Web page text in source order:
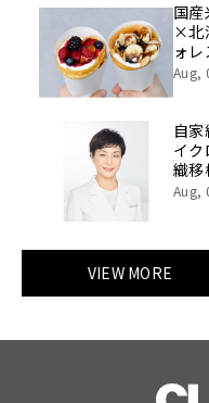
国
×北
ォ
て、
Aug,
自
イ
織移
療
Aug,
VIEW MORE